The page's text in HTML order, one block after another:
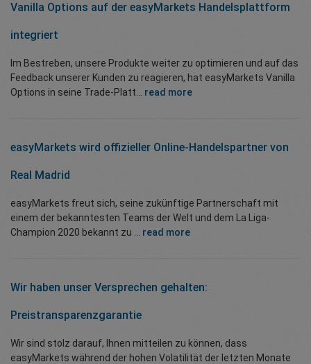
Vanilla Options auf der easyMarkets Handelsplattform
integriert
Im Bestreben, unsere Produkte weiter zu optimieren und auf das
Feedback unserer Kunden zu reagieren, hat easyMarkets Vanilla
Options in seine Trade-Platt... read more
easyMarkets wird offizieller Online-Handelspartner von
Real Madrid
easyMarkets freut sich, seine zukünftige Partnerschaft mit
einem der bekanntesten Teams der Welt und dem La Liga-
Champion 2020 bekannt zu ... read more
Wir haben unser Versprechen gehalten:
Preistransparenzgarantie
Wir sind stolz darauf, Ihnen mitteilen zu können, dass
easyMarkets während der hohen Volatilität der letzten Monate